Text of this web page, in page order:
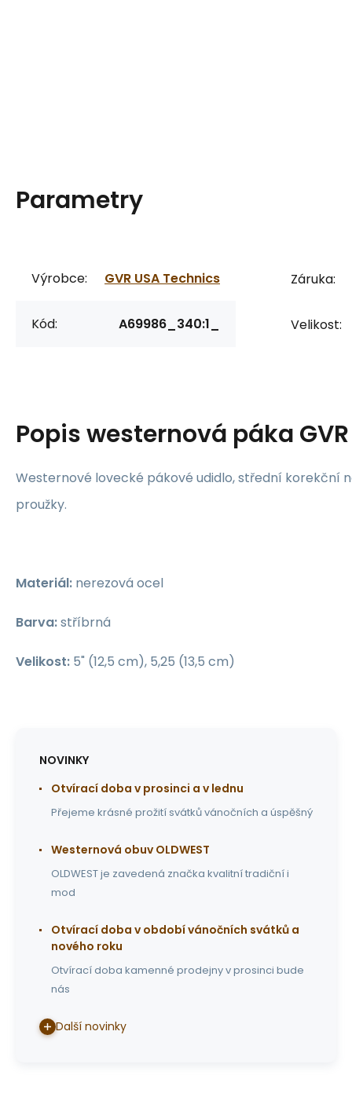
Parametry
Výrobce: GVR USA Technics
Kód: A69986_340:1_
Záruka:
Velikost:
Popiswesternová páka
Westernové lovecké pákové udidlo, střední korekční
proužky.
Materiál: nerezová ocel
Barva:stříbrná
Velikost: 5" (12,5 cm), 5,25 (13,5 cm)
NOVINKY
Otvírací doba v prosinci a v lednu
Přejeme krásné prožití svátků vánočních a úspěšný
Westernová obuv OLDWEST
OLDWEST je zavedená značka kvalitní tradiční i
mod
Otvírací doba v období vánočních svátků a
nového roku
Otvírací doba kamenné prodejny v prosinci bude
nás
Další novinky